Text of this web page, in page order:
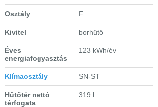
Osztály F
Kivitel borhűtő
Éves
energiafogyasztás
123 kWh/év
Klímaosztály SN-ST
Hűtőtér nettó
térfogata
319 l